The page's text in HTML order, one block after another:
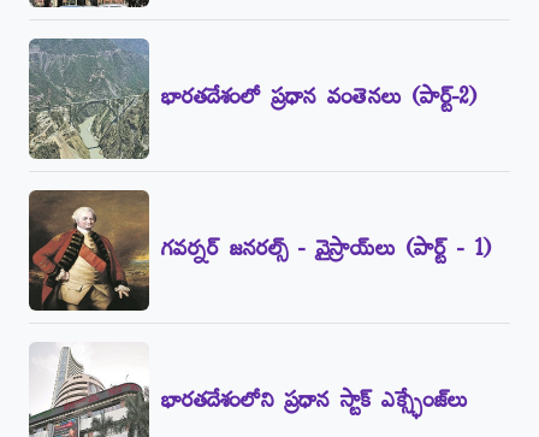
భారతదేశంలో ప్రధాన వంతెనలు (పార్ట్‌-2)
గవర్నర్‌ జనరల్స్‌ - వైస్రాయ్‌లు (పార్ట్‌ - 1)
భారతదేశంలోని ప్రధాన స్టాక్‌ ఎక్స్ఛేంజ్‌లు